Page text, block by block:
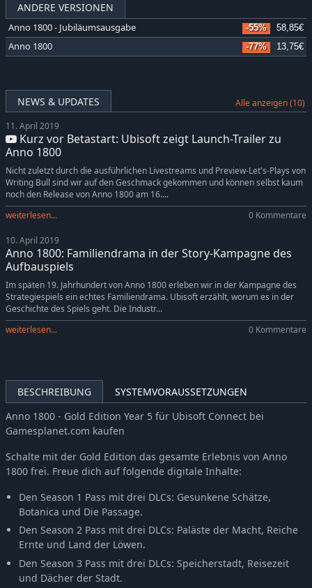
ANDERE VERSIONEN
Anno 1800 - Jubiläumsausgabe -55% 58,85€
Anno 1800 -77% 13,75€
NEWS & UPDATES Alle anzeigen (10)
11. April 2019
Kurz vor Betastart: Ubisoft zeigt Launch-Trailer zu
Anno 1800
Nicht zuletzt durch die ausführlichen Livestreams und Preview-Let's-Plays von
Writing Bull sind wir auf den Geschmack gekommen und können selbst kaum
noch den Release von Anno 1800 am 16....
weiterlesen...
0 Kommentare
10. April 2019
Anno 1800: Familiendrama in der Story-Kampagne des
Aufbauspiels
Im späten 19. Jahrhundert von Anno 1800 erleben wir in der Kampagne des
Strategiespiels ein echtes Familiendrama. Ubisoft erzählt, worum es in der
Geschichte des Spiels geht. Die Industr...
weiterlesen...
0 Kommentare
BESCHREIBUNG
SYSTEMVORAUSSETZUNGEN
Anno 1800 - Gold Edition Year 5 für Ubisoft Connect bei
Gamesplanet.com kaufen
Schalte mit der Gold Edition das gesamte Erlebnis von Anno
1800 frei. Freue dich auf folgende digitale Inhalte:
Den Season 1 Pass mit drei DLCs: Gesunkene Schätze,
Botanica und Die Passage.
Den Season 2 Pass mit drei DLCs: Paläste der Macht, Reiche
Ernte und Land der Löwen.
Den Season 3 Pass mit drei DLCs: Speicherstadt, Reisezeit
und Dächer der Stadt.